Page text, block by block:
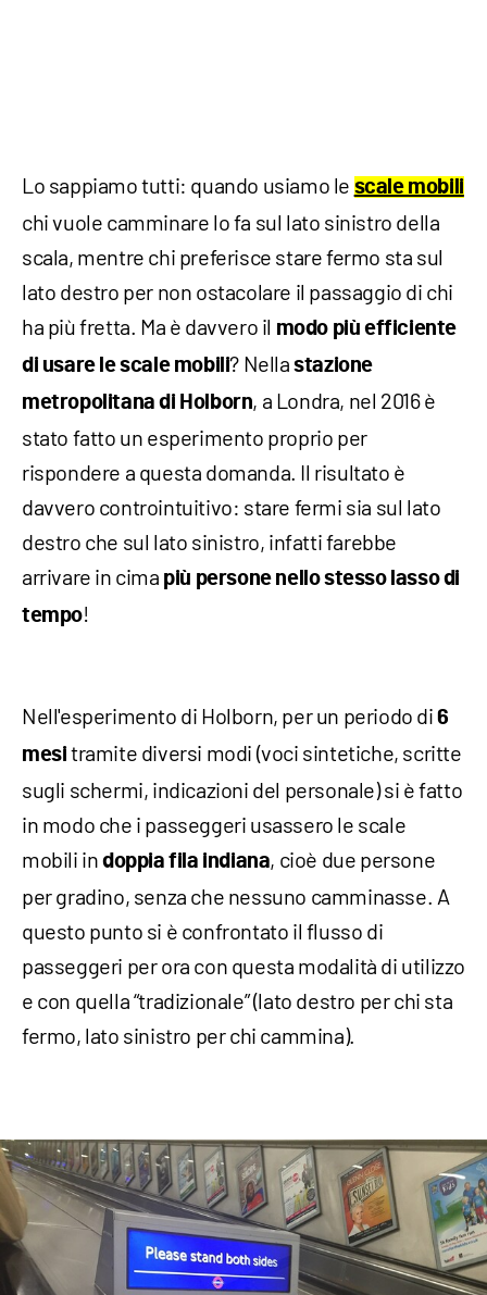
Lo sappiamo tutti: quando usiamo le scale mobili
chi vuole camminare lo fa sul lato sinistro della
scala, mentre chi preferisce stare fermo sta sul
lato destro per non ostacolare il passaggio di chi
ha più fretta. Ma è davvero il modo più efficiente
di usare le scale mobili? Nellastazione
metropolitana di Holborn, a Londra, nel 2016 è
stato fatto un esperimento proprio per
rispondere a questa domanda. Il risultato è
davvero controintuitivo: stare fermi sia sul lato
destro che sul lato sinistro, infatti farebbe
arrivare in cima più persone nello stesso lasso di
tempo!
Nell'esperimento di Holborn, per un periodo di6
mesi tramite diversi modi (voci sintetiche, scritte
sugli schermi, indicazioni del personale) si è fatto
in modo che i passeggeri usassero le scale
mobili in doppia fila indiana, cioè due persone
per gradino, senza che nessuno camminasse. A
questo punto si è confrontato il flusso di
passeggeri per ora con questa modalità di utilizzo
e con quella “tradizionale” (lato destro per chi sta
fermo, lato sinistro per chi cammina).